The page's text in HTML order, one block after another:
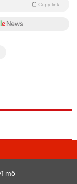
Copy link
mô